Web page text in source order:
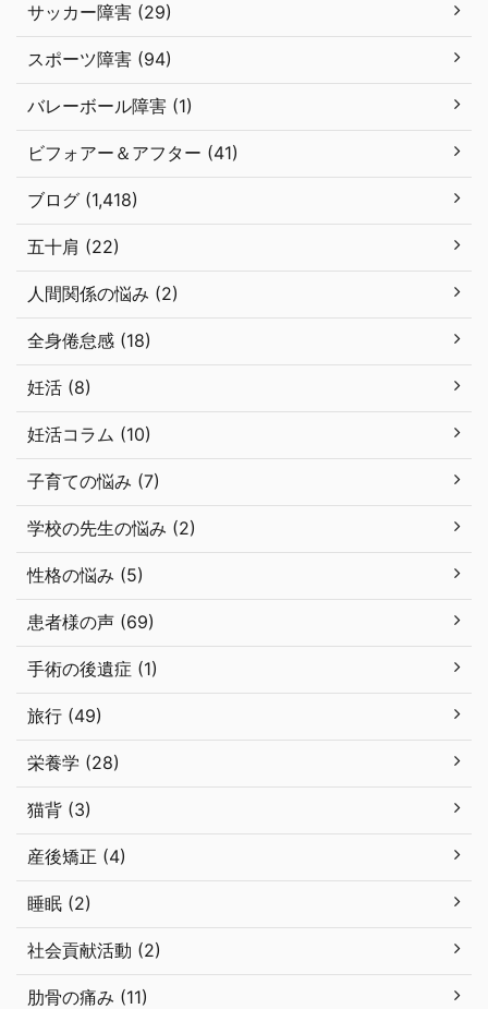
サッカー障害 (29)
スポーツ障害 (94)
バレーボール障害 (1)
ビフォアー＆アフター (41)
ブログ (1,418)
五十肩 (22)
人間関係の悩み (2)
全身倦怠感 (18)
妊活 (8)
妊活コラム (10)
子育ての悩み (7)
学校の先生の悩み (2)
性格の悩み (5)
患者様の声 (69)
手術の後遺症 (1)
旅行 (49)
栄養学 (28)
猫背 (3)
産後矯正 (4)
睡眠 (2)
社会貢献活動 (2)
肋骨の痛み (11)